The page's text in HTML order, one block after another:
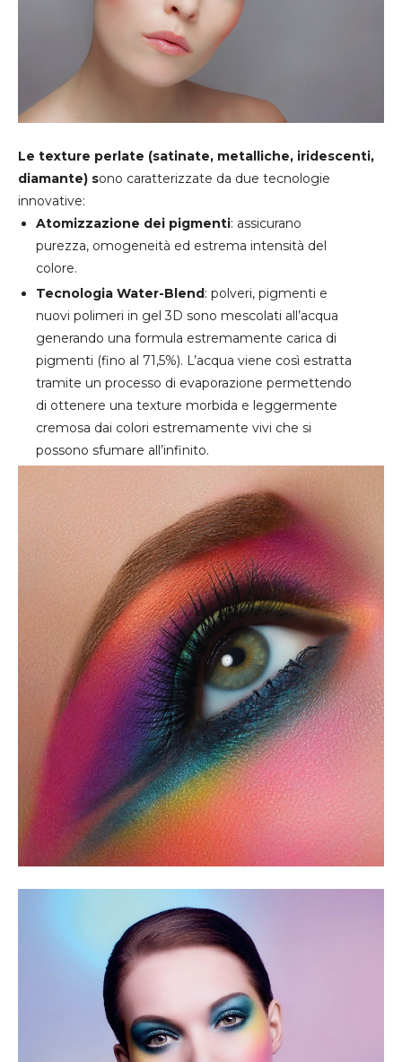
Le texture perlate (satinate, metalliche, iridescenti,
diamante) sono caratterizzate da due tecnologie
innovative:
Atomizzazione dei pigmenti: assicurano
purezza, omogeneità ed estrema intensità del
colore.
Tecnologia Water-Blend : polveri, pigmenti e
nuovi polimeri in gel 3D sono mescolati all’acqua
generando una formula estremamente carica di
pigmenti (fino al 71,5%). L’acqua viene così estratta
tramite un processo di evaporazione permettendo
di ottenere una texture morbida e leggermente
cremosa dai colori estremamente vivi che si
possono sfumare all’infinito.